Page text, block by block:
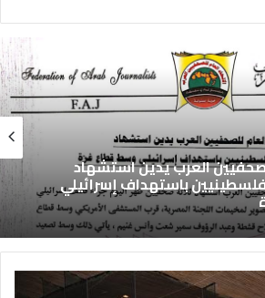
العرب يدين استشهاد
باستهداف إسرائيلي